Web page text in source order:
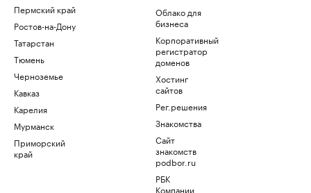
Пермский край
Ростов-на-Дону
Татарстан
Тюмень
Черноземье
Кавказ
Карелия
Мурманск
Приморский
край
Облако для
бизнеса
Корпоративный
регистратор
доменов
Хостинг
сайтов
Рег.решения
Знакомства
Сайт
знакомств
podbor.ru
РБК
Компании